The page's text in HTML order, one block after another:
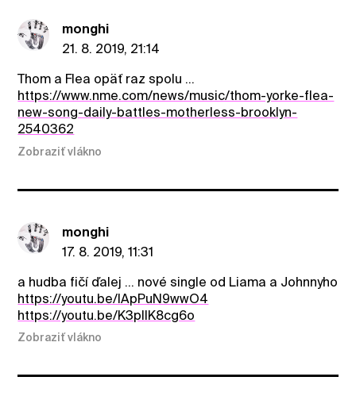
monghi
21. 8. 2019, 21:14
Thom a Flea opäť raz spolu ...
https://www.nme.com/news/music/thom-yorke-flea-
new-song-daily-battles-motherless-brooklyn-
2540362
Zobraziť vlákno
monghi
17. 8. 2019, 11:31
a hudba fičí ďalej ... nové single od Liama a Johnnyho
https://youtu.be/IApPuN9wwO4
https://youtu.be/K3pIlK8cg6o
Zobraziť vlákno